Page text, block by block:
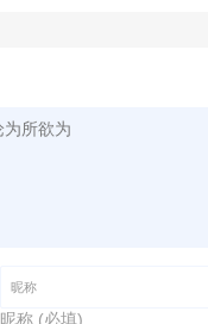
昵称 (必填)